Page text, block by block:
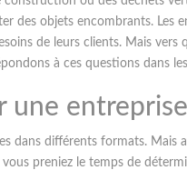
des objets encombrants. Les
de leurs clients. Mais vers
à ces questions dans
une
dans différents formats. Mais
preniez le temps de